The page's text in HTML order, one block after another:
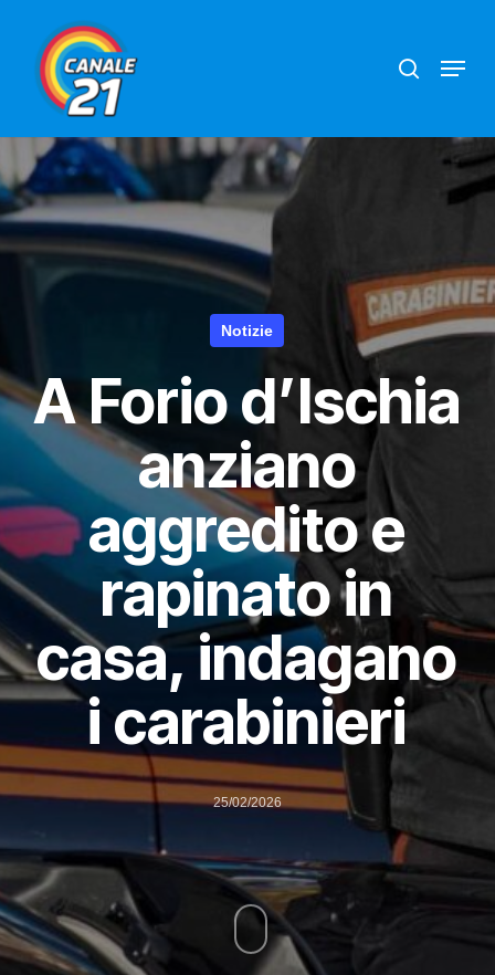
main
content
Menu
Notizie
A Forio d’Ischia
anziano
aggredito e
rapinato in
casa, indagano
i carabinieri
25/02/2026